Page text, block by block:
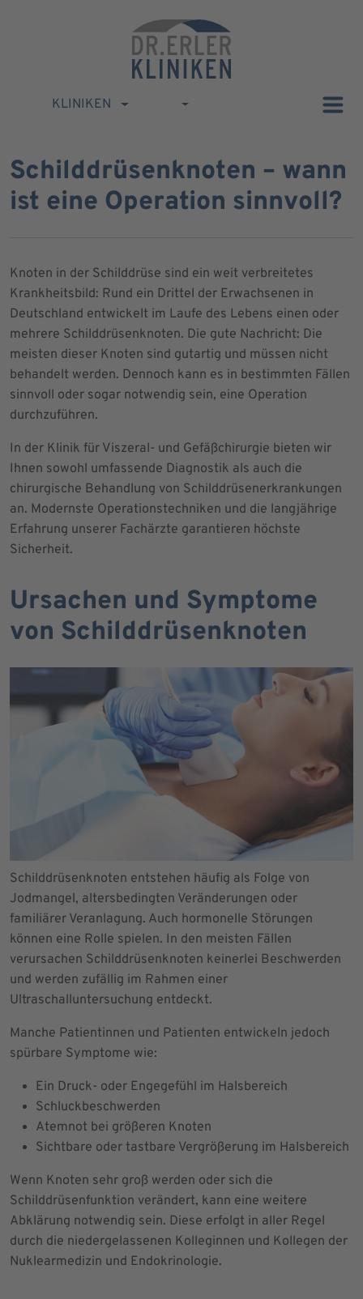
KLINIKEN
Schilddrüsenknoten – wann
ist eine Operation sinnvoll?
Knoten in der Schilddrüse sind ein weit verbreitetes
Krankheitsbild: Rund ein Drittel der Erwachsenen in
Deutschland entwickelt im Laufe des Lebens einen oder
mehrere Schilddrüsenknoten. Die gute Nachricht: Die
meisten dieser Knoten sind gutartig und müssen nicht
behandelt werden. Dennoch kann es in bestimmten Fällen
sinnvoll oder sogar notwendig sein, eine Operation
durchzuführen.
In der Klinik für Viszeral- und Gefäßchirurgie bieten wir
Ihnen sowohl umfassende Diagnostik als auch die
chirurgische Behandlung von Schilddrüsenerkrankungen
an. Modernste Operationstechniken und die langjährige
Erfahrung unserer Fachärzte garantieren höchste
Sicherheit.
Ursachen und Symptome
von Schilddrüsenknoten
Schilddrüsenknoten entstehen häufig als Folge von
Jodmangel, altersbedingten Veränderungen oder
familiärer Veranlagung. Auch hormonelle Störungen
können eine Rolle spielen. In den meisten Fällen
verursachen Schilddrüsenknoten keinerlei Beschwerden
und werden zufällig im Rahmen einer
Ultraschalluntersuchung entdeckt.
Manche Patientinnen und Patienten entwickeln jedoch
spürbare Symptome wie:
Ein Druck- oder Engegefühl im Halsbereich
Schluckbeschwerden
Atemnot bei größeren Knoten
Sichtbare oder tastbare Vergrößerung im Halsbereich
Wenn Knoten sehr groß werden oder sich die
Schilddrüsenfunktion verändert, kann eine weitere
Abklärung notwendig sein. Diese erfolgt in aller Regel
durch die niedergelassenen Kolleginnen und Kollegen der
Nuklearmedizin und Endokrinologie.